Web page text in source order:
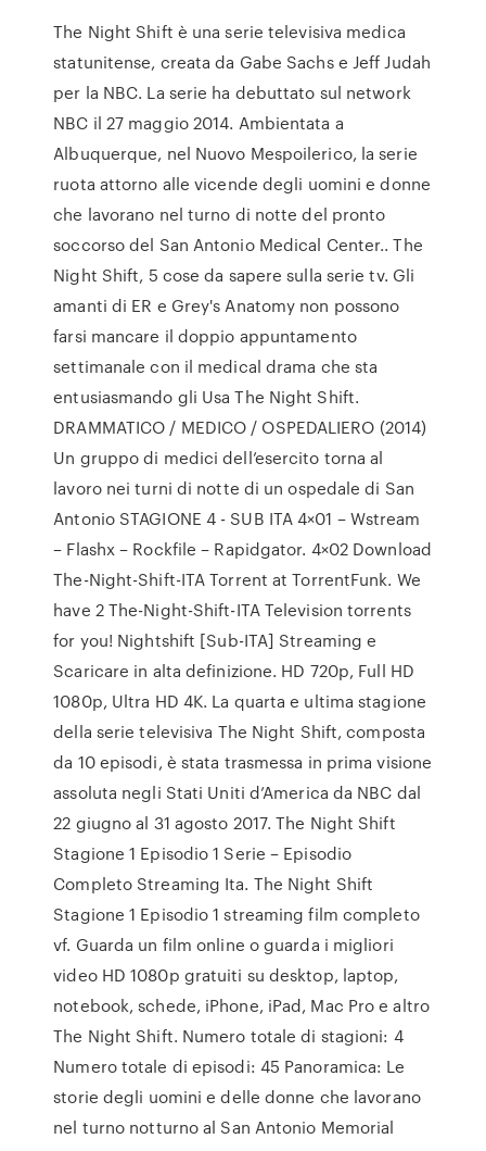
The Night Shift è una serie televisiva medica
statunitense, creata da Gabe Sachs e Jeff Judah
per la NBC. La serie ha debuttato sul network
NBC il 27 maggio 2014. Ambientata a
Albuquerque, nel Nuovo Mespoilerico, la serie
ruota attorno alle vicende degli uomini e donne
che lavorano nel turno di notte del pronto
soccorso del San Antonio Medical Center.. The
Night Shift, 5 cose da sapere sulla serie tv. Gli
amanti di ER e Grey's Anatomy non possono
farsi mancare il doppio appuntamento
settimanale con il medical drama che sta
entusiasmando gli Usa The Night Shift.
DRAMMATICO / MEDICO / OSPEDALIERO (2014)
Un gruppo di medici dell’esercito torna al
lavoro nei turni di notte di un ospedale di San
Antonio STAGIONE 4 - SUB ITA 4×01 – Wstream
– Flashx – Rockfile – Rapidgator. 4×02 Download
The-Night-Shift-ITA Torrent at TorrentFunk. We
have 2 The-Night-Shift-ITA Television torrents
for you! Nightshift [Sub-ITA] Streaming e
Scaricare in alta definizione. HD 720p, Full HD
1080p, Ultra HD 4K. La quarta e ultima stagione
della serie televisiva The Night Shift, composta
da 10 episodi, è stata trasmessa in prima visione
assoluta negli Stati Uniti d’America da NBC dal
22 giugno al 31 agosto 2017. The Night Shift
Stagione 1 Episodio 1 Serie – Episodio
Completo Streaming Ita. The Night Shift
Stagione 1 Episodio 1 streaming film completo
vf. Guarda un film online o guarda i migliori
video HD 1080p gratuiti su desktop, laptop,
notebook, schede, iPhone, iPad, Mac Pro e altro
The Night Shift. Numero totale di stagioni: 4
Numero totale di episodi: 45 Panoramica: Le
storie degli uomini e delle donne che lavorano
nel turno notturno al San Antonio Memorial